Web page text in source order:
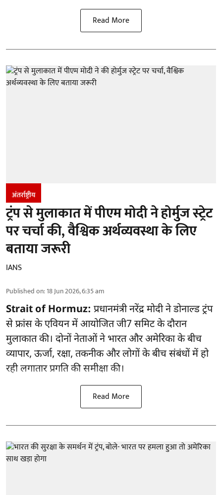
Read More
अंतर्राष्ट्रीय
ट्रंप से मुलाकात में पीएम मोदी ने होर्मुज स्‍ट्रेट
पर चर्चा की, वैश्विक अर्थव्यवस्था के लिए
बताया जरूरी
IANS
Published on:18 Jun 2026, 6:35 am
Strait of Hormuz: प्रधानमंत्री नरेंद्र मोदी ने डोनाल्‍ड ट्रंप
से फ्रांस के एवियन में आयोजित जी7 सम‍िट के दौरान
मुलाकात की। दोनों नेताओं ने भारत और अमेरिका के बीच
व्यापार, ऊर्जा, रक्षा, तकनीक और लोगों के बीच संबंधों में हो
रही लगातार प्रगति की समीक्षा की।
Read More